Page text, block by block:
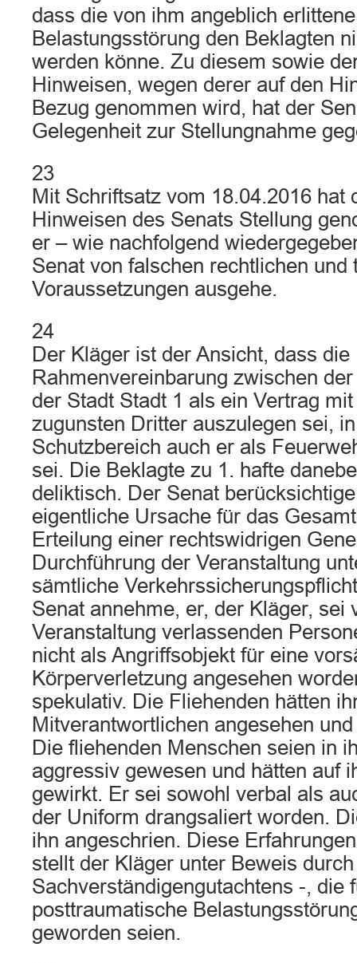
dass die von ihm angeblich
Belastungsstörung den Beklagten
werden könne. Zu diesem sowie
Hinweisen, wegen derer auf den
Bezug genommen wird, hat der
Gelegenheit zur Stellungnahme
23
Mit Schriftsatz vom 18.04.2016 hat
Hinweisen des Senats Stellung
er – wie nachfolgend
Senat von falschen rechtlichen und
Voraussetzungen ausgehe.
24
Der Kläger ist der Ansicht, dass die
Rahmenvereinbarung zwischen
der Stadt Stadt 1 als ein Vertrag
zugunsten Dritter auszulegen sei,
Schutzbereich auch er als
sei. Die Beklagte zu 1. hafte
deliktisch. Der Senat
eigentliche Ursache für das
Erteilung einer rechtswidrigen
Durchführung der Veranstaltung
sämtliche
Senat annehme, er, der Kläger, sei
Veranstaltung verlassenden
nicht als Angriffsobjekt für eine
Körperverletzung angesehen
spekulativ. Die Fliehenden hätten
Mitverantwortlichen angesehen
Die fliehenden Menschen seien in
aggressiv gewesen und hätten auf
gewirkt. Er sei sowohl verbal als
der Uniform drangsaliert worden.
ihn angeschrien. Diese
stellt der Kläger unter Beweis
Sachverständigengutachtens -, die
posttraumatische
geworden seien.